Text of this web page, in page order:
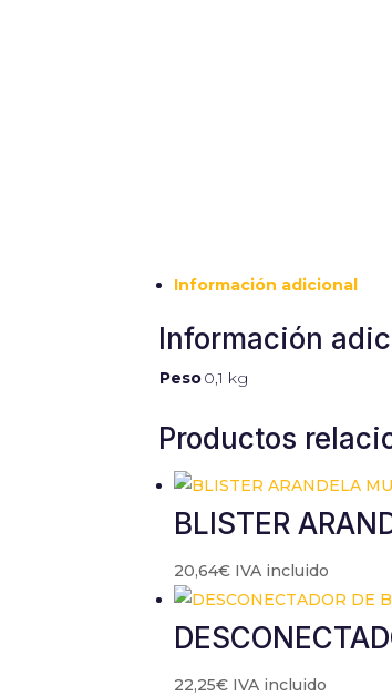
Información adicional
Información
Peso0,1 kg
Productos
BLISTER
20,64€ IVA incluido
22,25€ IVA incluido